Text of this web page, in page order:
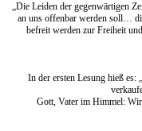
„Die Leiden der gegenwärtigen
an uns offenbar werden soll…
befreit werden zur Freiheit
In der ersten Lesung hieß es:
Gott, Vater im Himmel: